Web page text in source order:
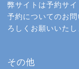
弊サイトは予約サイ
予約についてのお
ろしくお願いいたし
その他